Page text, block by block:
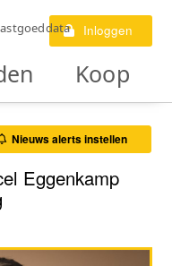
Inloggen
Koop
Nieuws alerts instellen
Eggenkamp